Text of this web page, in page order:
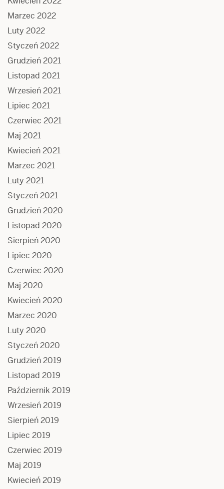
Marzec 2022
Luty 2022
Styczeń 2022
Grudzień 2021
Listopad 2021
Wrzesień 2021
Lipiec 2021
Czerwiec 2021
Maj 2021
Kwiecień 2021
Marzec 2021
Luty 2021
Styczeń 2021
Grudzień 2020
Listopad 2020
Sierpień 2020
Lipiec 2020
Czerwiec 2020
Maj 2020
Kwiecień 2020
Marzec 2020
Luty 2020
Styczeń 2020
Grudzień 2019
Listopad 2019
Październik 2019
Wrzesień 2019
Sierpień 2019
Lipiec 2019
Czerwiec 2019
Maj 2019
Kwiecień 2019